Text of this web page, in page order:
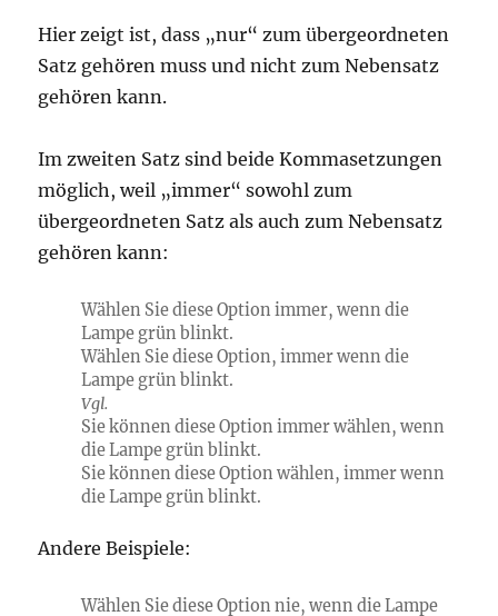
Hier zeigt ist, dass „nur“ zum übergeordneten
Satz gehören muss und nicht zum Nebensatz
gehören kann.
Im zweiten Satz sind beide Kommasetzungen
möglich, weil „immer“ sowohl zum
übergeordneten Satz als auch zum Nebensatz
gehören kann:
Wählen Sie diese Option immer, wenn die
Lampe grün blinkt.
Wählen Sie diese Option, immer wenn die
Lampe grün blinkt.
Vgl.
Sie können diese Option immerwählen, wenn
die Lampe grün blinkt.
Sie können diese Option wählen, immer wenn
die Lampe grün blinkt.
Andere Beispiele:
Wählen Sie diese Option nie, wenn die Lampe